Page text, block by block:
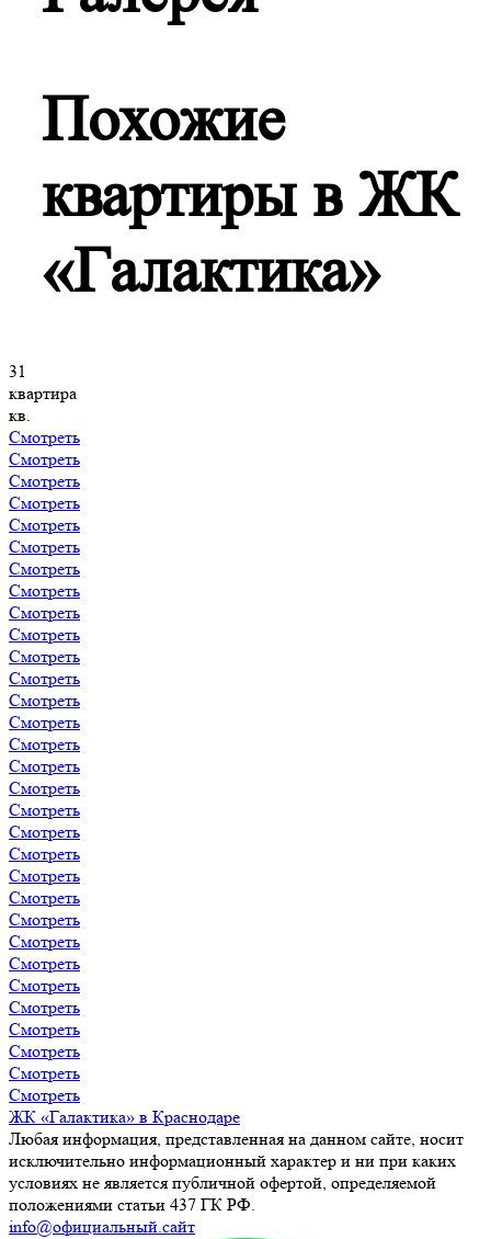
Похожие
квартиры в ЖК
«Галактика»
31
квартира
кв.
Смотреть
Смотреть
Смотреть
Смотреть
Смотреть
Смотреть
Смотреть
Смотреть
Смотреть
Смотреть
Смотреть
Смотреть
Смотреть
Смотреть
Смотреть
Смотреть
Смотреть
Смотреть
Смотреть
Смотреть
Смотреть
Смотреть
Смотреть
Смотреть
Смотреть
Смотреть
Смотреть
Смотреть
Смотреть
Смотреть
Смотреть
ЖК «Галактика» в Краснодаре
Любая информация, представленная на данном сайте, носит
исключительно информационный характер и ни при каких
условиях не является публичной офертой, определяемой
положениями статьи 437 ГК РФ.
info@официальный.сайт